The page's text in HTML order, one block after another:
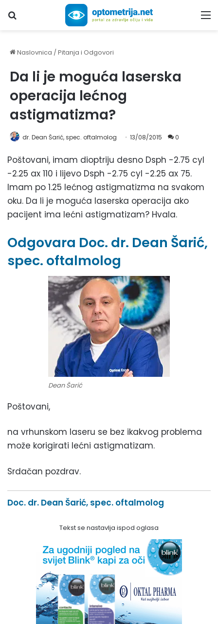
Upiši traženi pojam...
Naslovnica /Pitanja i Odgovori
Da li je moguća laserska
operacija lećnog
astigmatizma?
dr. Dean Šarić, spec. oftalmolog 13/08/2015 0
Poštovani, imam dioptriju desno Dsph -2.75 cyl
-2.25 ax 110 i lijevo Dsph -2.75 cyl -2.25 ax 75.
Imam po 1.25 lećnog astigmatizma na svakom
oku. Da li je moguća laserska operacija ako
pacijent ima lećni astigmatizam? Hvala.
Odgovara Doc. dr. Dean Šarić,
spec. oftalmolog
Dean Šarić
Poštovani,
na vrhunskom laseru se bez ikakvog problema
može korigirati lećni astigmatizam.
Srdačan pozdrav.
Doc. dr. Dean Šarić, spec. oftalmolog
Tekst se nastavlja ispod oglasa